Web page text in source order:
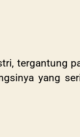
tergantung
yang